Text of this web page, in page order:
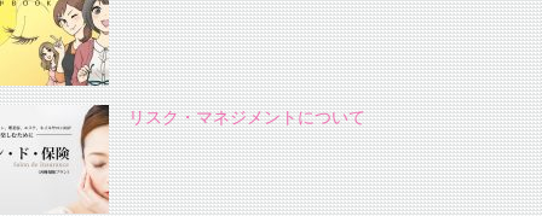
リスク・マネジメントについて